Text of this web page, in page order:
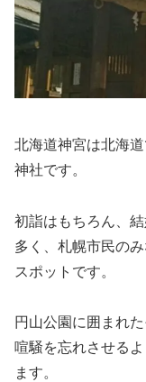
北海道神宮は北海
神社です。
初詣はもちろん、
多く、札幌市民の
スポットです。
円山公園に囲まれ
喧騒を忘れさせる
ます。